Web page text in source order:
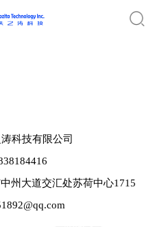
科技有限公司
州大道交汇处苏荷中心1715